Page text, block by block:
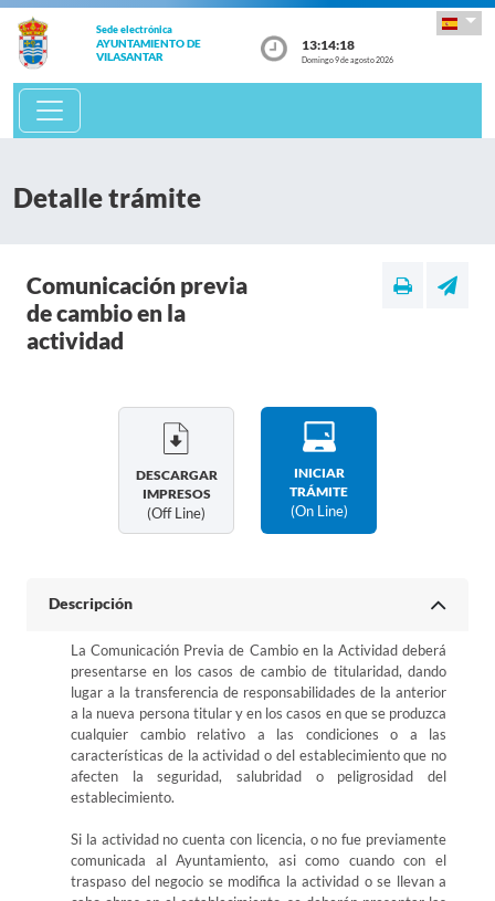
Sede electrónica
AYUNTAMIENTO DE
VILASANTAR
13:14:18
Domingo 9 de agosto 2026
Detalle trámite
Comunicación previa
de cambio en la
actividad
DESCARGAR
IMPRESOS
(off Line)
INICIAR
TRÁMITE
(on Line)
Descripción
La Comunicación Previa de Cambio en la Actividad deberá
presentarse en los casos de cambio de titularidad, dando
lugar a la transferencia de responsabilidades de la anterior
a la nueva persona titular y en los casos en que se produzca
cualquier cambio relativo a las condiciones o a las
características de la actividad o del establecimiento que no
afecten la seguridad, salubridad o peligrosidad del
establecimiento.
Si la actividad no cuenta con licencia, o no fue previamente
comunicada al Ayuntamiento, asi como cuando con el
traspaso del negocio se modifica la actividad o se llevan a